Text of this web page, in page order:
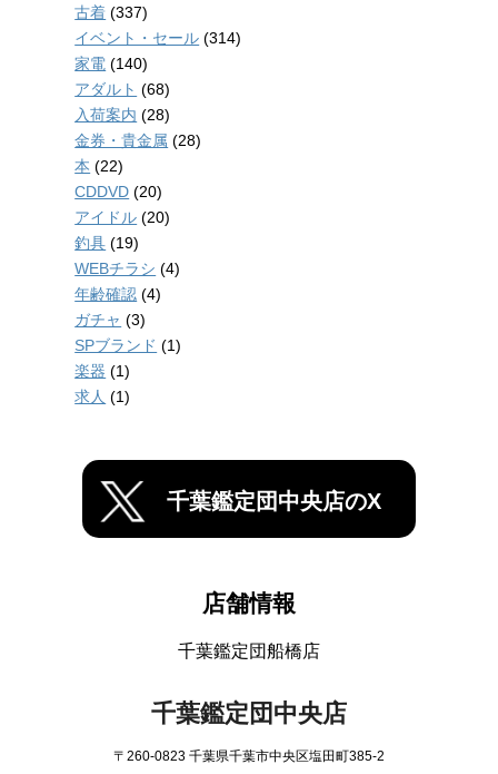
古着 (337)
イベント・セール (314)
家電 (140)
アダルト (68)
入荷案内 (28)
金券・貴金属 (28)
本 (22)
CDDVD (20)
アイドル (20)
釣具 (19)
WEBチラシ (4)
年齢確認 (4)
ガチャ (3)
SPブランド (1)
楽器 (1)
求人 (1)
千葉鑑定団中央店のX
店舗情報
千葉鑑定団船橋店
千葉鑑定団中央店
〒260-0823 千葉県千葉市中央区塩田町385-2